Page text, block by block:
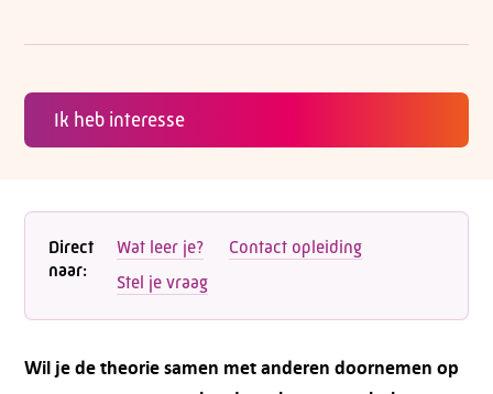
Ik heb interesse
Direct
naar:
Wat leer je?
Contact opleiding
Stel je vraag
Wil je de theorie samen met anderen doornemen op